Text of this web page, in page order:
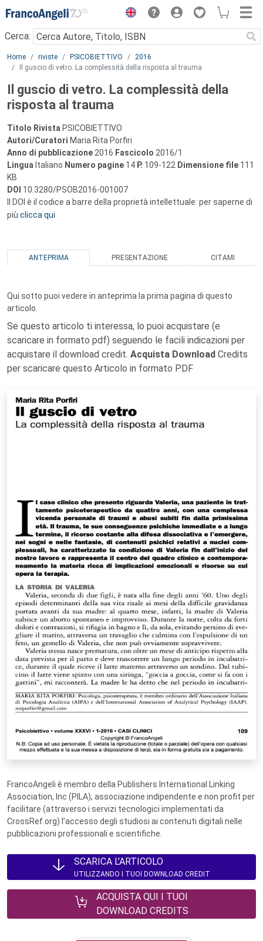
Menu
Cerca:
Main content
Home riviste PSICOBIETTIVO
2016
Il guscio di vetro. La complessità della risposta al trauma
Il guscio di vetro. La complessità della
risposta al trauma
Titolo Rivista PSICOBIETTIVO
Autori/Curatori Maria Rita Porfiri
Anno di pubblicazione 2016 Fascicolo 2016/1
Lingua Italiano Numero pagine 14 P. 109-122 Dimensione file 111
KB
DOI 10.3280/PSOB2016-001007
Il DOI è il codice a barre della proprietà intellettuale: per saperne di
più clicca qui
ANTEPRIMA PRESENTAZIONE CITAMI
Qui sotto puoi vedere in anteprima la prima pagina di questo
articolo.
Se questo articolo ti interessa, lo puoi acquistare (e
scaricare in formato pdf) seguendo le facili indicazioni per
acquistare il download credit. Acquista Download Credits
per scaricare questo Articolo in formato PDF
FrancoAngeli è membro della Publishers International Linking
Association, Inc (PILA), associazione indipendente e non profit per
facilitare (attraverso i servizi tecnologici implementati da
CrossRef.org) l’accesso degli studiosi ai contenuti digitali nelle
pubblicazioni professionali e scientifiche.
SCARICA L'ARTICOLO
UTILIZZANDO I TUOI DOWNLOAD CREDIT
ACQUISTA QUI I TUOI
DOWNLOAD CREDITS